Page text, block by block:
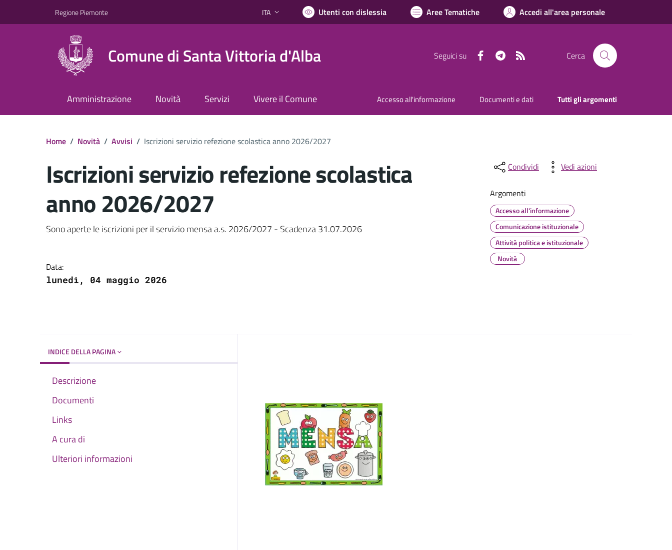
Regione Piemonte Lingua attiva:
ITA Utenti con dislessia Aree Tematiche Accedi all'area personale
Comune di Santa Vittoria d'Alba Seguici su FacebookTelegram Cerca
Amministrazione Novità Servizi Vivere il Comune Accesso all'informazione Documenti e dati Tutti gli argomenti
Home / Novità / Avvisi / Iscrizioni servizio refezione scolastica anno 2026/2027
Iscrizioni servizio refezione scolastica
anno 2026/2027
Dettagli del documento
Sono aperte le iscrizioni per il servizio mensa a.s. 2026/2027 - Scadenza 31.07.2026
Data:
lunedì, 04 maggio 2026
Condividi Vedi azioni
Argomenti
Accesso all'informazione
Comunicazione istituzionale
Attività politica e istituzionale
Novità
INDICE DELLA PAGINA
Descrizione
Documenti
Links
A cura di
Ulteriori informazioni